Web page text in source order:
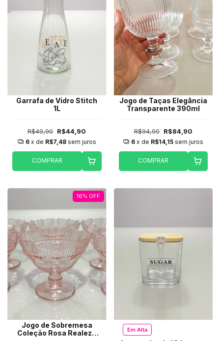
Garrafa de Vidro Stitch
1L
R$49,90 R$44,90
6 x de R$7,48 sem juros
COMPRAR
Jogo de Taças Elegância
Transparente 390ml
R$94,90 R$84,90
6 x de R$14,15 sem juros
COMPRAR
16% OFF
Jogo de Sobremesa
Coleção Rosa Realeza
Em Alta